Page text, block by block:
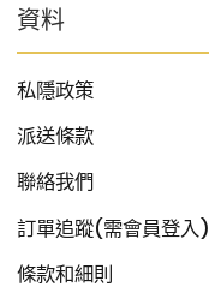
資料
私隱政策
派送條款
聯絡我們
訂單追蹤(需會員登入)
條款和細則